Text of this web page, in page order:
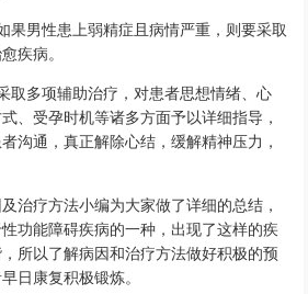
果男性患上弱精症且病情严重，则要采取
疾病。
取多项辅助治疗，对患者思想情绪、心
、受孕时机等诸多方面予以详细指导，
沟通，真正解除心结，缓解精神压力，
治疗方法小编为大家做了详细的总结，
功能障碍疾病的一种，出现了这样的疾
所以了解病因和治疗方法做好积极的预
日康复积极锻炼。